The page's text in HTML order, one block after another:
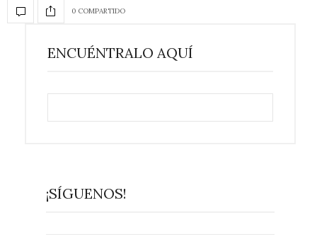
0 COMPARTIDO
ENCUÉNTRALO AQUÍ
¡SÍGUENOS!